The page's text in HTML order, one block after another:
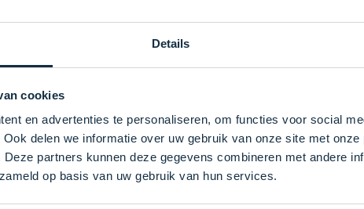
Details
cookies
en advertenties te personaliseren, om functies voor social
delen we informatie over uw gebruik van onze site met
partners kunnen deze gegevens combineren met andere
op basis van uw gebruik van hun services.
175 mm
Spas verwendet,
sind. Diese